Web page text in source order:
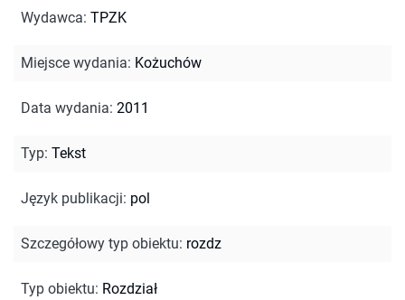
Wydawca: TPZK
Miejsce wydania: Kożuchów
Data wydania: 2011
Typ: Tekst
Język publikacji: pol
Szczegółowy typ obiektu: rozdz
Typ obiektu: Rozdział